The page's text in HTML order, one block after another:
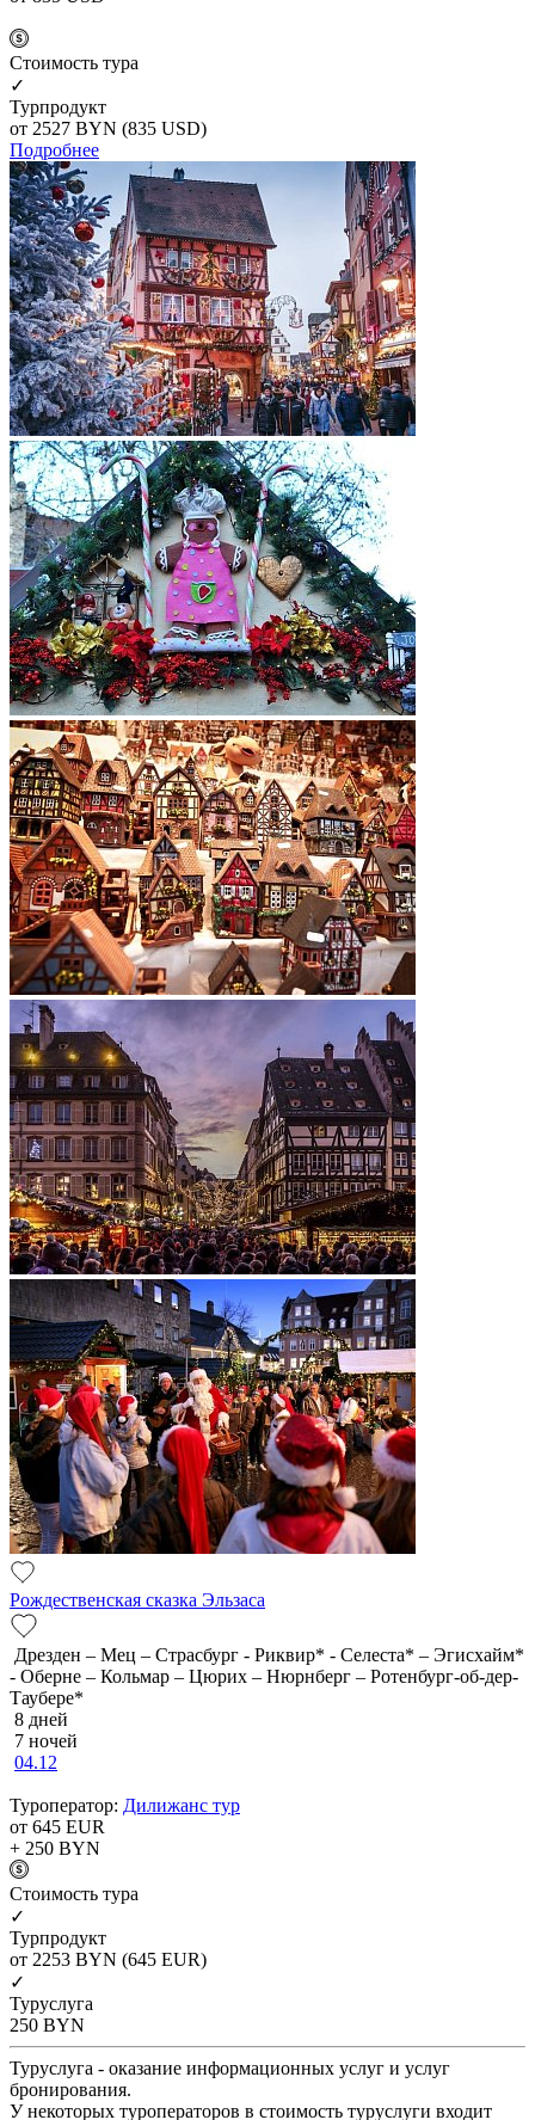
Cтоимость тура
✓
Турпродукт
от 2527 BYN (835 USD)
Подробнее
Рождественская сказка Эльзаса
Дрезден – Мец – Страсбург - Риквир* - Селеста* – Эгисхайм*
- Оберне – Кольмар – Цюрих – Нюрнберг – Ротенбург-об-дер-
Таубере*
8 дней
7 ночей
04.12
Туроператор: Дилижанс тур
от 645 EUR
+ 250 BYN
Cтоимость тура
✓
Турпродукт
от 2253 BYN (645 EUR)
✓
Туруслуга
250 BYN
Туруслуга - оказание информационных услуг и услуг
бронирования.
У некоторых туроператоров в стоимость туруслуги входит